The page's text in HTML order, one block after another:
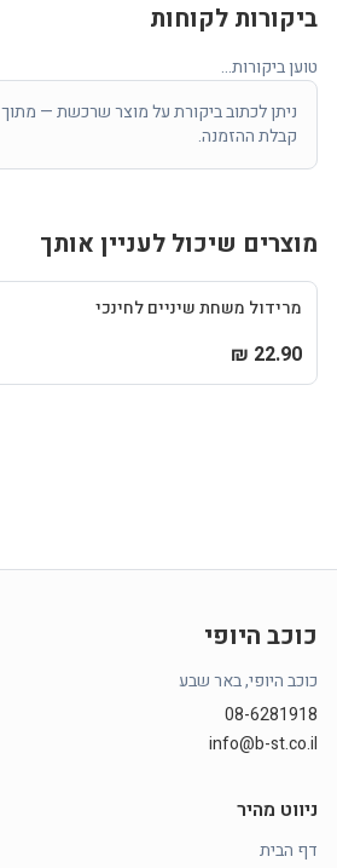
ביקורות לקוחות
טוען ביקורות...
ניתן לכתוב ביקורת על מוצר שרכשת — מתוך
קבלת ההזמנה.
מוצרים שיכול לעניין אותך
מרידול משחת שיניים לחינכי
22.90 ₪
כוכב היופי
כוכב היופי, באר שבע
08-6281918
info@b-st.co.il
ניווט מהיר
דף הבית